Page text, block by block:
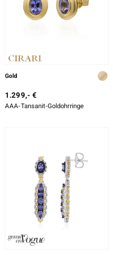
Gold
1.299,- €
AAA-Tansanit-Goldohrringe